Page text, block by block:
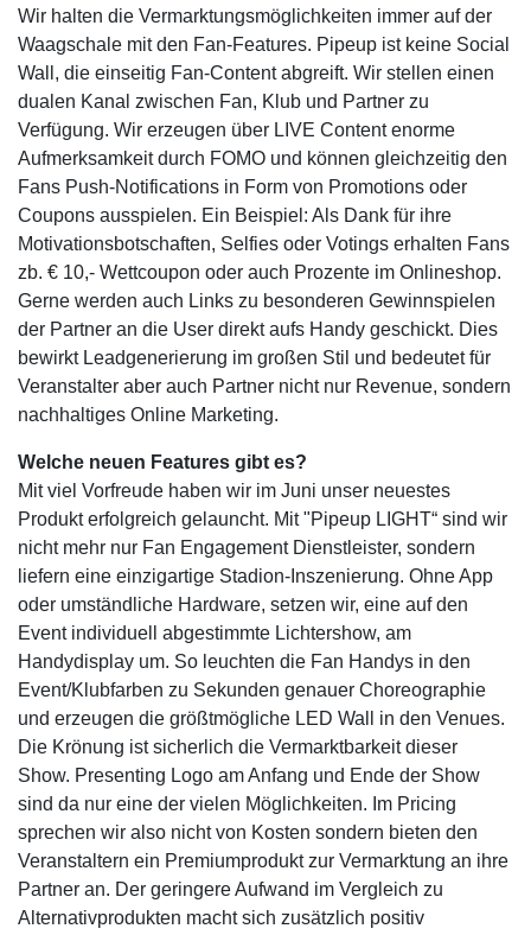
Wir halten die Vermarktungsmöglichkeiten immer auf der
Waagschale mit den Fan-Features. Pipeup ist keine Social
Wall, die einseitig Fan-Content abgreift. Wir stellen einen
dualen Kanal zwischen Fan, Klub und Partner zu
Verfügung. Wir erzeugen über LIVE Content enorme
Aufmerksamkeit durch FOMO und können gleichzeitig den
Fans Push-Notifications in Form von Promotions oder
Coupons ausspielen. Ein Beispiel: Als Dank für ihre
Motivationsbotschaften, Selfies oder Votings erhalten Fans
zb. € 10,- Wettcoupon oder auch Prozente im Onlineshop.
Gerne werden auch Links zu besonderen Gewinnspielen
der Partner an die User direkt aufs Handy geschickt. Dies
bewirkt Leadgenerierung im großen Stil und bedeutet für
Veranstalter aber auch Partner nicht nur Revenue, sondern
nachhaltiges Online Marketing.
Welche neuen Features gibt es?
Mit viel Vorfreude haben wir im Juni unser neuestes
Produkt erfolgreich gelauncht. Mit "Pipeup LIGHT“ sind wir
nicht mehr nur Fan Engagement Dienstleister, sondern
liefern eine einzigartige Stadion-Inszenierung. Ohne App
oder umständliche Hardware, setzen wir, eine auf den
Event individuell abgestimmte Lichtershow, am
Handydisplay um. So leuchten die Fan Handys in den
Event/Klubfarben zu Sekunden genauer Choreographie
und erzeugen die größtmögliche LED Wall in den Venues.
Die Krönung ist sicherlich die Vermarktbarkeit dieser
Show. Presenting Logo am Anfang und Ende der Show
sind da nur eine der vielen Möglichkeiten. Im Pricing
sprechen wir also nicht von Kosten sondern bieten den
Veranstaltern ein Premiumprodukt zur Vermarktung an ihre
Partner an. Der geringere Aufwand im Vergleich zu
Alternativprodukten macht sich zusätzlich positiv